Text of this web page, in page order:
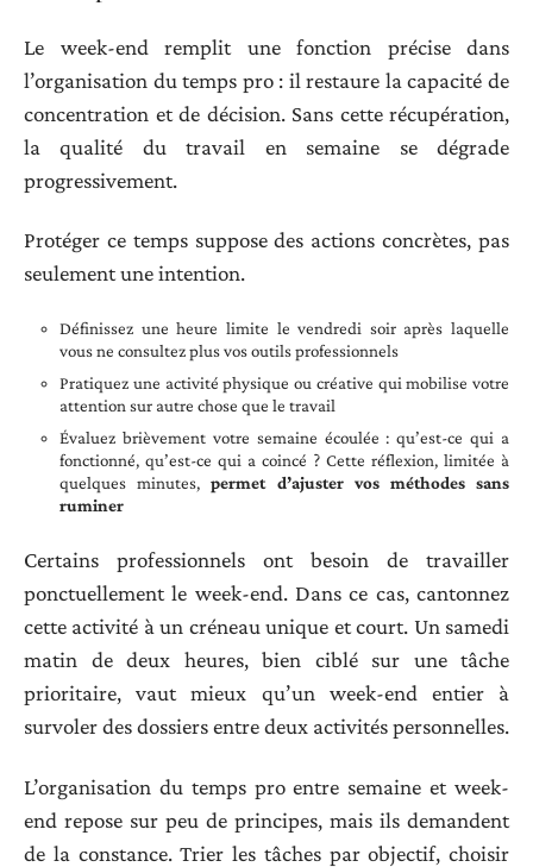
Le week-end remplit une fonction précise dans
l’organisation du temps pro : il restaure la capacité de
concentration et de décision. Sans cette récupération,
la qualité du travail en semaine se dégrade
progressivement.
Protéger ce temps suppose des actions concrètes, pas
seulement une intention.
Définissez une heure limite le vendredi soir après laquelle
vous ne consultez plus vos outils professionnels
Pratiquez une activité physique ou créative qui mobilise votre
attention sur autre chose que le travail
Évaluez brièvement votre semaine écoulée : qu’est-ce qui a
fonctionné, qu’est-ce qui a coincé ? Cette réflexion, limitée à
quelques minutes,permet d’ajuster vos méthodes sans
ruminer
Certains professionnels ont besoin de travailler
ponctuellement le week-end. Dans ce cas, cantonnez
cette activité à un créneau unique et court. Un samedi
matin de deux heures, bien ciblé sur une tâche
prioritaire, vaut mieux qu’un week-end entier à
survoler des dossiers entre deux activités personnelles.
L’organisation du temps pro entre semaine et week-
end repose sur peu de principes, mais ils demandent
de la constance. Trier les tâches par objectif, choisir